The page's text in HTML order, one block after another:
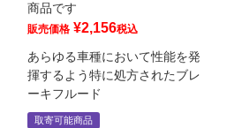
商品です
販売価格 ¥2,156税込
あらゆる車種において性能を発
揮するよう特に処方されたブレ
ーキフルード
取寄可能商品